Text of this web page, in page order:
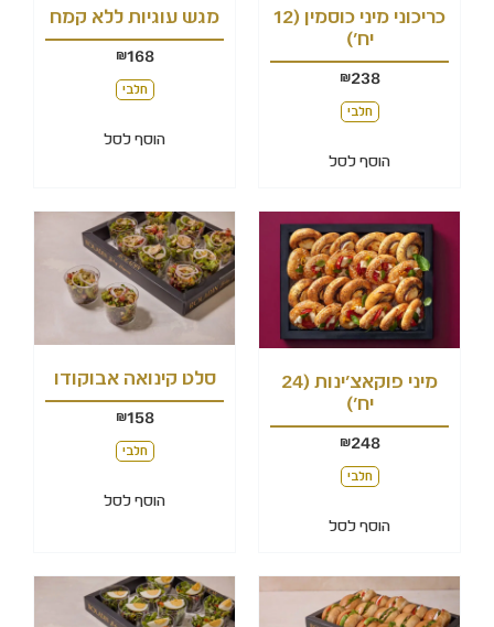
כריכוני מיני כוסמין (12
יח')
238
₪
חלבי
הוסף לסל
מגש עוגיות ללא קמח
168
₪
חלבי
הוסף לסל
מיני פוקאצ'ינות (24
יח')
248
₪
חלבי
הוסף לסל
סלט קינואה אבוקודו
158
₪
חלבי
הוסף לסל